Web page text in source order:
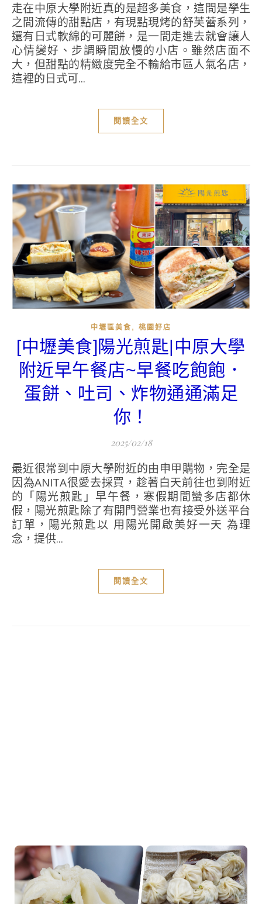
走在中原大學附近真的是超多美食，這間是學生
之間流傳的甜點店，有現點現烤的舒芙蕾系列，
還有日式軟綿的可麗餅，是一間走進去就會讓人
心情變好、步調瞬間放慢的小店。雖然店面不
大，但甜點的精緻度完全不輸給市區人氣名店，
這裡的日式可...
閱讀全文
中壢區美食 , 桃園好店
[中壢美食]陽光煎匙|中原大學
附近早午餐店~早餐吃飽飽．
蛋餅、吐司、炸物通通滿足
你！
2025/02/18
最近很常到中原大學附近的由申甲購物，完全是
因為ANITA很愛去採買，趁著白天前往也到附近
的「陽光煎匙」早午餐，寒假期間蠻多店都休
假，陽光煎匙除了有開門營業也有接受外送平台
訂單，陽光煎匙以 用陽光開啟美好一天 為理
念，提供...
閱讀全文